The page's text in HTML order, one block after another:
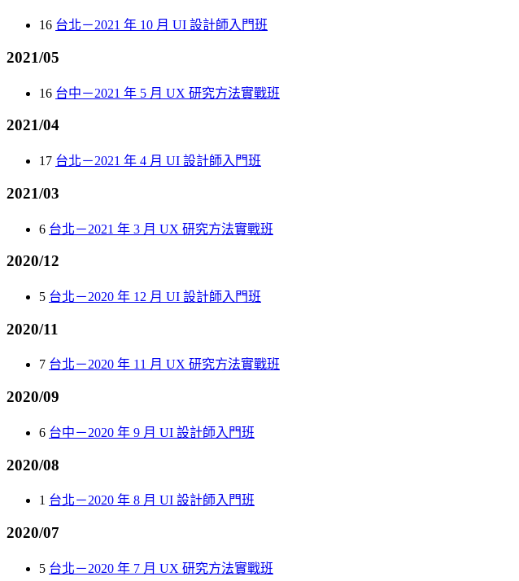
16 台北－2021 年 10 月 UI 設計師入門班
2021/05
16 台中－2021 年 5 月 UX 研究方法實戰班
2021/04
17 台北－2021 年 4 月 UI 設計師入門班
2021/03
6 台北－2021 年 3 月 UX 研究方法實戰班
2020/12
5 台北－2020 年 12 月 UI 設計師入門班
2020/11
7 台北－2020 年 11 月 UX 研究方法實戰班
2020/09
6 台中－2020 年 9 月 UI 設計師入門班
2020/08
1 台北－2020 年 8 月 UI 設計師入門班
2020/07
5 台北－2020 年 7 月 UX 研究方法實戰班